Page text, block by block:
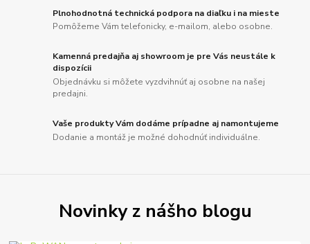
Plnohodnotná technická podpora na diaľku i na mieste
Pomôžeme Vám telefonicky, e-mailom, alebo osobne.
Kamenná predajňa aj showroom je pre Vás neustále k
dispozícii
Objednávku si môžete vyzdvihnúť aj osobne na našej
predajni.
Vaše produkty Vám dodáme prípadne aj namontujeme
Dodanie a montáž je možné dohodnúť individuálne.
Novinky z nášho blogu